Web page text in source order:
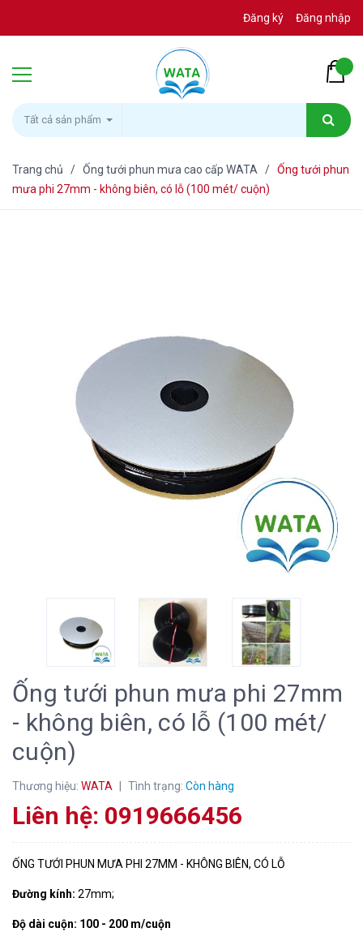
Đăng ký Đăng nhập
Tất cả sản phẩm
Trang chủ / Ống tưới phun mưa cao cấp WATA / Ống tưới phun
mưa phi 27mm - không biên, có lỗ (100 mét/ cuộn)
Ống tưới phun mưa phi 27mm
- không biên, có lỗ (100 mét/
cuộn)
Thương hiệu: WATA Tình trạng: Còn hàng
Liên hệ: 0919666456
ỐNG TƯỚI PHUN MƯA PHI 27MM - KHÔNG BIÊN, CÓ LỖ
Đường kính: 27mm;
Độ dài cuộn: 100 - 200 m/cuộn